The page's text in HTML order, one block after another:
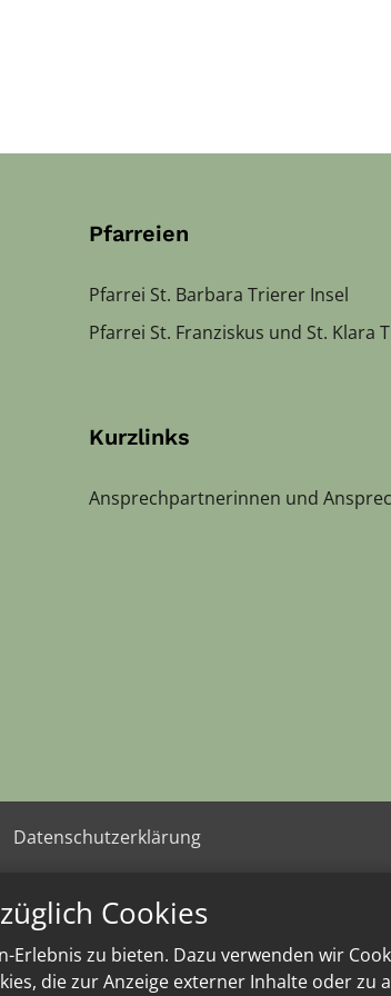
Cookies
zu bieten. Dazu verwenden wir
die zur Anzeige externer Inhalte oder
Pfarreien
Pfarrei St. Barbara Trierer Insel
Pfarrei St. Franziskus und St. Klara
Kurzlinks
Ansprechpartnerinnen und
Datenschutzerklärung